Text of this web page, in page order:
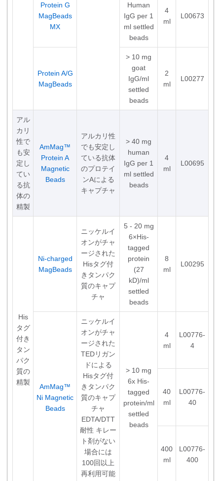
Protein G
MagBeads
MX
Human
IgG per 1
ml settled
beads
4
ml
L00673
Protein A/G
MagBeads
> 10 mg
goat
IgG/ml
settled
beads
2
ml
L00277
アル
カリ
性で
も安
定し
てい
る抗
体の
精製
AmMag™
Protein A
Magnetic
Beads
アルカリ性
でも安定し
ている抗体
のプロテイ
ンAによる
キャプチャ
> 40 mg
human
IgG per 1
ml settled
beads
4
ml
L00695
His
タグ
付き
タン
パク
質の
精製
Ni-charged
MagBeads
ニッケルイ
オンがチャ
ージされた
Hisタグ付
きタンパク
質のキャプ
チャ
5 - 20 mg
6×His-
tagged
protein
(27
kD)/ml
settled
beads
8
ml
L00295
AmMag™
Ni Magnetic
Beads
ニッケルイ
オンがチャ
ージされた
TEDリガン
ドによる
Hisタグ付
きタンパク
質のキャプ
チャ
EDTA/DTT
耐性 キレー
ト剤がない
場合には
100回以上
再利用可能
> 10 mg
6x His-
tagged
protein/ml
settled
beads
4
ml
L00776-
4
40
ml
L00776-
40
400
ml
L00776-
400